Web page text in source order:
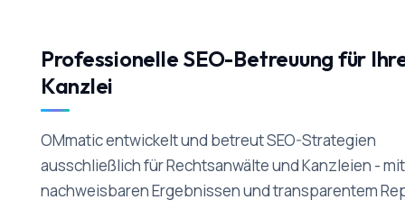
Professionelle SEO-Betreuung für
Kanzlei
OMmatic entwickelt und betreut SEO-Strategien
ausschließlich für Rechtsanwälte und Kanzleien - mit
nachweisbaren Ergebnissen und transparentem